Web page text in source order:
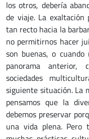
los otros, debería
de viaje. La
tan recto hacia la
no permitirnos hacer
son buenas, o
panorama anterior,
sociedades
siguiente situación. La
pensamos que la
debemos preservar
una vida plena. Pero